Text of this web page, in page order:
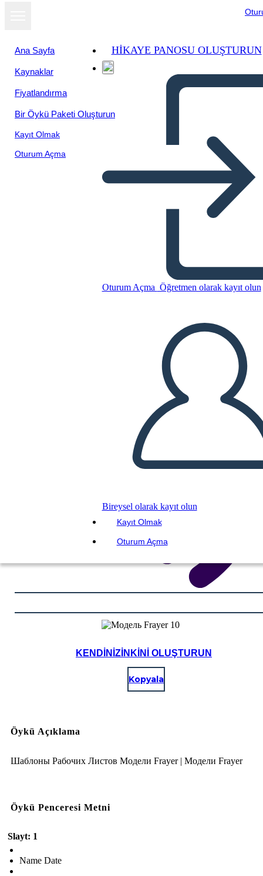
Ana Sayfa
Kaynaklar
Fiyatlandırma
Bir Öykü Paketi Oluşturun
Kayıt Olmak
Oturum Açma
HIKAYE PANOSU OLUŞTURUN
Oturum Açma Öğretmen olarak kayıt olun
Bireysel olarak kayıt olun
Kayıt Olmak
Oturum Açma
Bu Öykü Panosunu kopyala
SLAYT GÖSTERİSİNİ OYNAT
BENİ OKU
KENDINIZINKINI OLUŞTURUN
Kopyala
Öykü Açıklama
Шаблоны Рабочих Листов Модели Frayer | Модели Frayer
Öykü Penceresi Metni
Slayt: 1
Name Date